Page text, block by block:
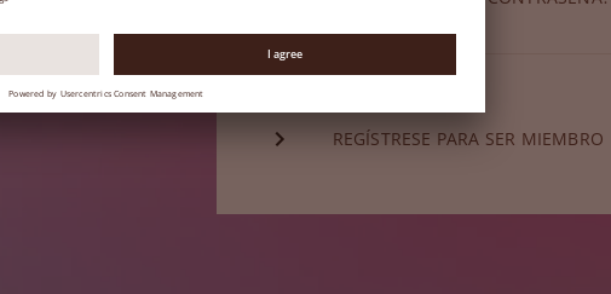
REGÍSTRESE PARA SER MIEMBRO